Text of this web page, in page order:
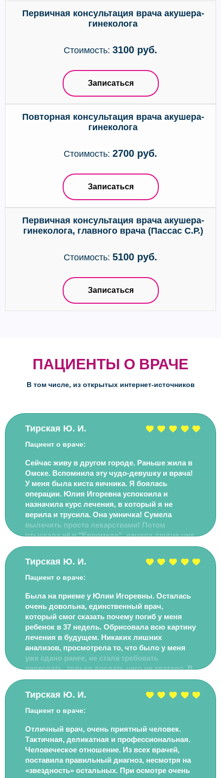
Первичная консультация врача акушера-
гинеколога
Стоимость: 3100 руб.
Записаться
Повторная консультация врача акушера-
гинеколога
Стоимость: 2700 руб.
Записаться
Первичная консультация врача акушера-
гинеколога, главного врача (Пассас С.Р.)
Стоимость: 5100 руб.
Записаться
ПАЦИЕНТЫ О ВРАЧЕ
В том числе, из открытых интернет-источников
Тирская Ю. И.
Пациент о враче:
Сейчас живу в другом городе. Раньше жила в
Омске. Вспомнила эту чудо-девушку и врача!
У меня была киста яичника. Я боялась
операции. Юлия Игоревна успокоила и
назначила курс лечения, в который я не
верила и трусила. Она умничка! Сумела
вылечить просто лекарствами! Потом
отыскала её в "Евромеде", лечила другие уже
дела. Умная, аккуратная, добрая! Не то чтоб
аккуратно и не больно с взятием биопсией.
Всегда вспоминаю добрым словом её! Всем
Вам, Юлия Игоревна, за Вашу доброту,
внимательность, профессионализм!
Здоровья, счастья Вам и Вашим близким!
Тирская Ю. И.
Пациент о враче:
Была на приеме у Юлии Игоревны. Осталась
очень довольна, единственный врач,
который смог сказать почему погиб у меня
ребенок в 37 недель. Обрисовала всю картину
лечения в будущем. Никаких лишних
анализов, просмотрела то, что было у меня
уже сдано ранее, не стала требовать
пересдать, только досдать чего не хватало. В
общем, очень вежливая и компетентная
Ваше отношение к работе!
Тирская Ю. И.
Пациент о враче:
Отличный врач, очень приятный человек.
Тактичная, деликатная и профессиональная.
Человеческое отношение. Из всех врачей,
поставила правильный диагноз, несмотря на
«звездность» остальных. При осмотре очень